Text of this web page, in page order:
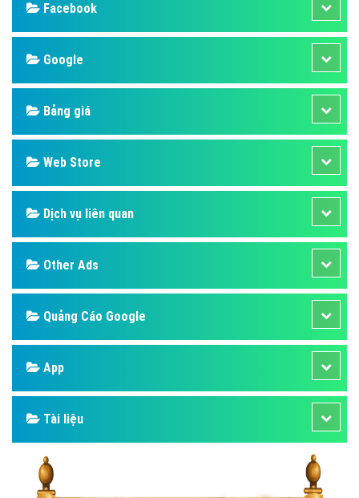
Facebook
Google
Bảng giá
Web Store
Dịch vụ liên quan
Other Ads
Quảng Cáo Google
App
Tài liệu